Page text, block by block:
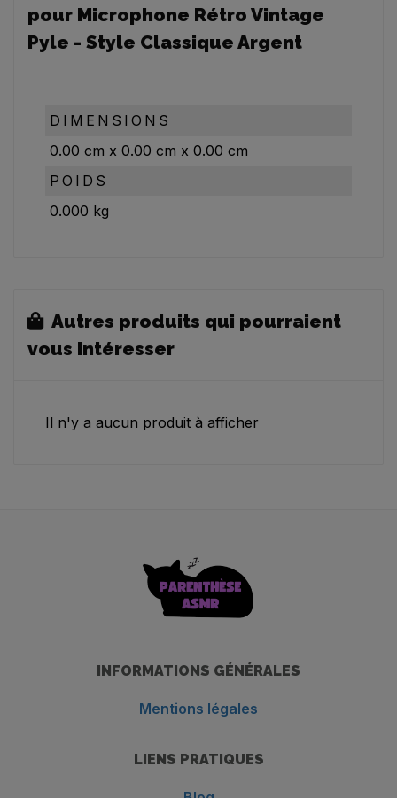
pour Microphone Rétro Vintage
Pyle - Style Classique Argent
DIMENSIONS
0.00 cm x 0.00 cm x 0.00 cm
POIDS
0.000 kg
Autres produits qui pourraient
vous intéresser
Il n'y a aucun produit à afficher
INFORMATIONS GÉNÉRALES
Mentions légales
LIENS PRATIQUES